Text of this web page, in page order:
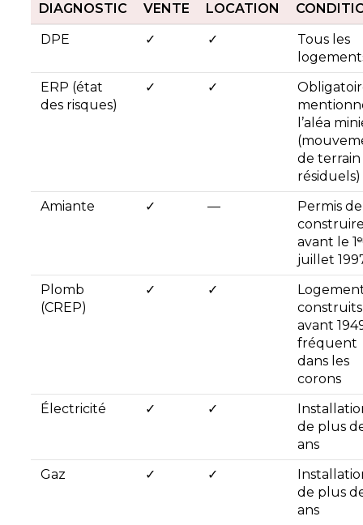
DIAGNOSTIC VENTE LOCATION
DPE
✓ ✓
Tous les
ERP (état
des risques)
✓ ✓
l’aléa
de terrain
résiduels)
Amiante
✓ —
Permis de
avant le
juillet
Plomb
(CREP)
✓ ✓
construits
avant
fréquent
dans les
corons
Électricité
✓ ✓
de plus
ans
Gaz
✓ ✓
de plus
ans